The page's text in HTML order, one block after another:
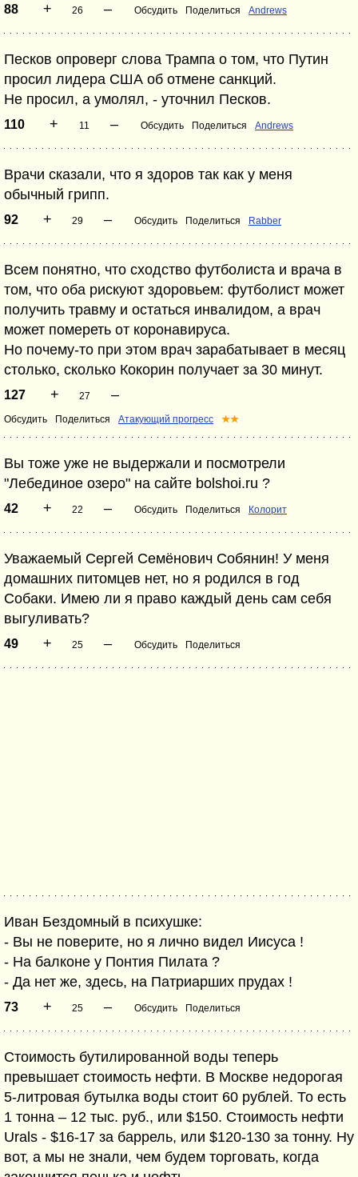
88 + 26 – Обсудить Поделиться Andrews
Песков опроверг слова Трампа о том, что Путин
просил лидера США об отмене санкций.
Не просил, а умолял, - уточнил Песков.
110 + 11 – Обсудить Поделиться Andrews
Врачи сказали, что я здоров так как у меня
обычный грипп.
92 + 29 – Обсудить Поделиться Rabber
Всем понятно, что сходство футболиста и врача в
том, что оба рискуют здоровьем: футболист может
получить травму и остаться инвалидом, а врач
может помереть от коронавируса.
Но почему-то при этом врач зарабатывает в месяц
столько, сколько Кокорин получает за 30 минут.
127 + 27 –
Обсудить Поделиться Атакующий прогресс ★★
Вы тоже уже не выдержали и посмотрели
"Лебединое озеро" на сайте bolshoi.ru ?
42 + 22 – Обсудить Поделиться Колорит
Уважаемый Сергей Семёнович Собянин! У меня
домашних питомцев нет, но я родился в год
Собаки. Имею ли я право каждый день сам себя
выгуливать?
49 + 25 – Обсудить Поделиться
Иван Бездомный в психушке:
- Вы не поверите, но я лично видел Иисуса !
- На балконе у Понтия Пилата ?
- Да нет же, здесь, на Патриарших прудах !
73 + 25 – Обсудить Поделиться
Стоимость бутилированной воды теперь
превышает стоимость нефти. В Москве недорогая
5-литровая бутылка воды стоит 60 рублей. То есть
1 тонна – 12 тыс. руб., или $150. Стоимость нефти
Urals - $16-17 за баррель, или $120-130 за тонну. Ну
вот, а мы не знали, чем будем торговать, когда